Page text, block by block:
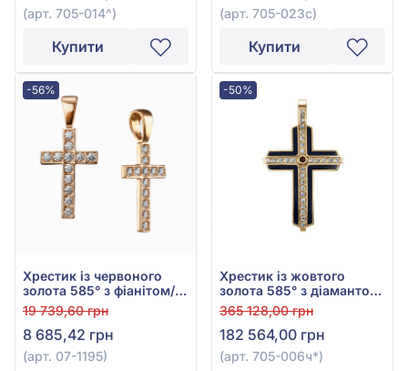
(арт. 705-014^)
Купити
705-023с
(арт. 705-023с)
Купити
-56%
Хрестик із червоного
золота 585° з фіанітом/
куб.цирконієм, арт. 07-
1195
19 739,60 грн
8 685,42 грн
(арт. 07-1195)
-50%
Хрестик із жовтого
золота 585° з діамантом
0,6ct та чорною емаллю,
арт. 705-006ч
365 128,00 грн
182 564,00 грн
(арт. 705-006ч*)